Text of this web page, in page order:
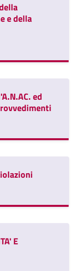
e della
ed
E